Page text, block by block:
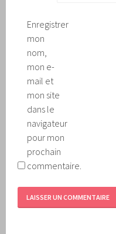
Enregistrer
mon
nom,
mon e-
mail et
mon site
dans le
navigateur
pour mon
prochain
commentaire.